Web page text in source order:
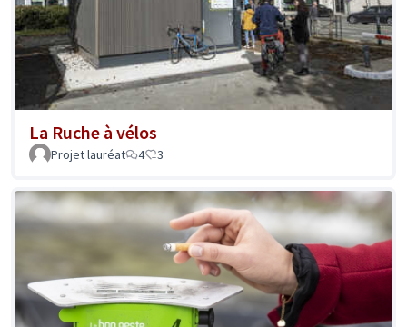
La Ruche à vélos
Projet lauréat 4 3